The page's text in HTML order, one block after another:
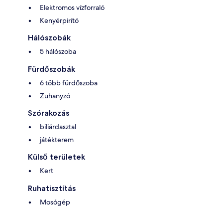
Elektromos vízforraló
Kenyérpirító
Hálószobák
5 hálószoba
Fürdőszobák
6 több fürdőszoba
Zuhanyzó
Szórakozás
biliárdasztal
játékterem
Külső területek
Kert
Ruhatisztítás
Mosógép